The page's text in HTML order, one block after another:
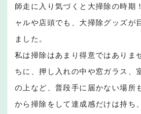
師走に入り気づくと大掃除の時期
ャルや店頭でも、大掃除グッズが
ました。
私は掃除はあまり得意ではありま
ちに、押し入れの中や窓ガラス、
の上など、普段手に届かない場所
から掃除をして達成感だけは持ち